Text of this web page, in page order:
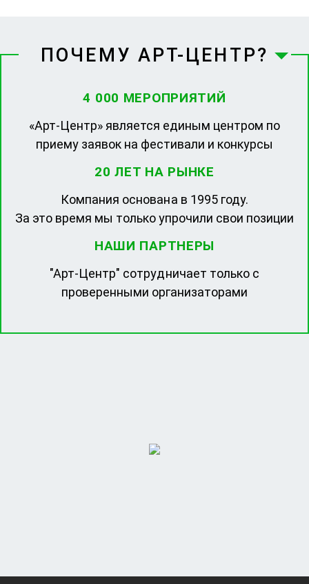
ПОЧЕМУ АРТ-ЦЕНТР?
4 000 МЕРОПРИЯТИЙ
«Арт-Центр» является единым центром по
приему заявок на фестивали и конкурсы
20 ЛЕТ НА РЫНКЕ
Компания основана в 1995 году.
За это время мы только упрочили свои позиции
НАШИ ПАРТНЕРЫ
"Арт-Центр" сотрудничает только с
проверенными организаторами